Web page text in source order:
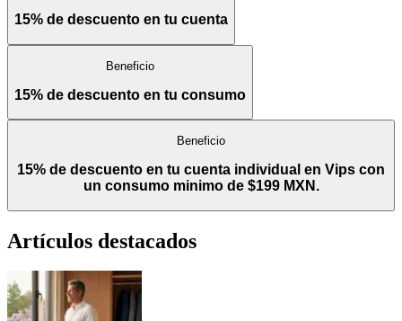
15% de descuento en tu cuenta
Beneficio
15% de descuento en tu consumo
Beneficio
15% de descuento en tu cuenta individual en Vips con
un consumo minimo de $199 MXN.
Artículos destacados